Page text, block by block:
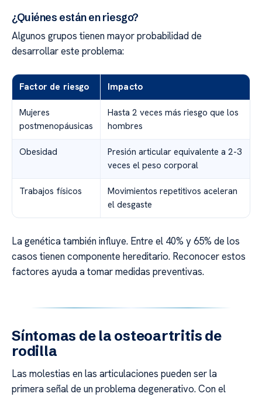
¿Quiénes están en riesgo?
Algunos grupos tienen mayor probabilidad de
desarrollar este problema:
Factor de riesgo Impacto
Mujeres
postmenopáusicas
Hasta 2 veces más riesgo que los
hombres
Obesidad
Presión articular equivalente a 2-3
veces el peso corporal
Trabajos físicos
Movimientos repetitivos aceleran
el desgaste
La genética también influye. Entre el 40% y 65% de los
casos tienen componente hereditario. Reconocer estos
factores ayuda a tomar medidas preventivas.
Síntomas de la osteoartritis de
rodilla
Las molestias en las articulaciones pueden ser la
primera señal de un problema degenerativo. Con el